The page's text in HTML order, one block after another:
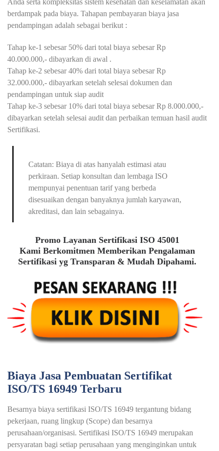
Anda serta kompleksitas sistem kesehatan dan keselamatan akan
berdampak pada biaya. Tahapan pembayaran biaya jasa
pendampingan adalah sebagai berikut :
Tahap ke-1 sebesar 50% dari total biaya sebesar Rp
40.000.000,- dibayarkan di awal .
Tahap ke-2 sebesar 40% dari total biaya sebesar Rp
32.000.000,- dibayarkan setelah selesai dokumen dan
pendampingan untuk siap audit
Tahap ke-3 sebesar 10% dari total biaya sebesar Rp 8.000.000,-
dibayarkan setelah selesai audit dan perbaikan temuan hasil audit
Sertifikasi.
Catatan: Biaya di atas hanyalah estimasi atau
perkiraan. Setiap konsultan dan lembaga ISO
mempunyai penentuan tarif yang berbeda
disesuaikan dengan banyaknya jumlah karyawan,
akreditasi, dan lain sebagainya.
Promo Layanan Sertifikasi ISO 45001
Kami Berkomitmen Memberikan Pengalaman
Sertifikasi yg Transparan & Mudah Dipahami.
Biaya Jasa Pembuatan Sertifikat
ISO/TS 16949 Terbaru
Besarnya biaya sertifikasi ISO/TS 16949 tergantung bidang
pekerjaan, ruang lingkup (Scope) dan besarnya
perusahaan/organisasi. Sertifikasi ISO/TS 16949 merupakan
persyaratan bagi setiap perusahaan yang menginginkan untuk